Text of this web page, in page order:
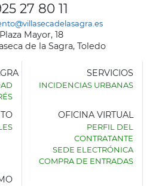
27 80 11
Plaza Mayor, 18
de la Sagra, Toledo
SERVICIOS
INCIDENCIAS URBANAS
OFICINA VIRTUAL
PERFIL DEL
CONTRATANTE
SEDE ELECTRÓNICA
COMPRA DE ENTRADAS